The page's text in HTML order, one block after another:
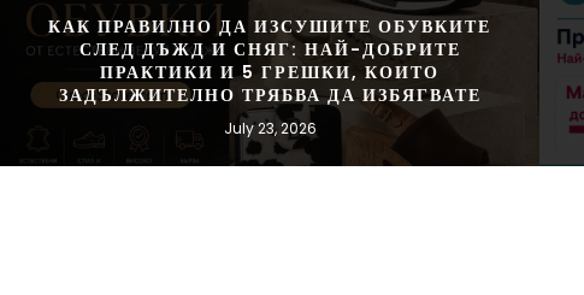
КАК ПРАВИЛНО ДА ИЗСУШИТЕ ОБУВКИТЕ
СЛЕД ДЪЖД И СНЯГ: НАЙ-ДОБРИТЕ
ПРАКТИКИ И 5 ГРЕШКИ, КОИТО
ЗАДЪЛЖИТЕЛНО ТРЯБВА ДА ИЗБЯГВАТЕ
July 23, 2026